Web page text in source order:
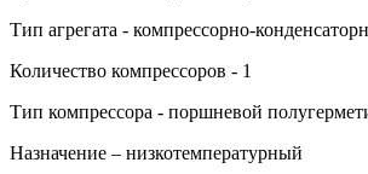
Тип агрегата - компрессорно-
Количество компрессоров - 1
Тип компрессора - поршневой
Назначение – низкотемпературный